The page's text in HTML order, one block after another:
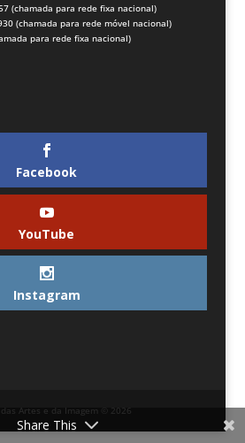
(chamada para rede fixa nacional)
(chamada para rede móvel nacional)
para rede fixa nacional)
Facebook
YouTube
Instagram
Artes e da Imagem © 2026
Share This